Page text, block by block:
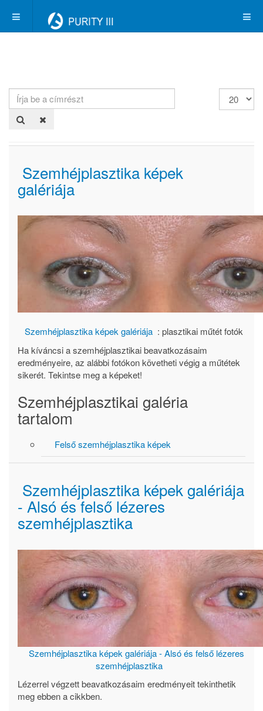
Írja
be
Tételek
#
Szemhéjplasztika képek
galériája
Szemhéjplasztika képek galériája : plasztikai műtét fotók
Ha kíváncsi a szemhéjplasztikai beavatkozásaim
eredményeire, az alábbi fotókon követheti végig a műtétek
sikerét. Tekintse meg a képeket!
Szemhéjplasztikai galéria
tartalom
Felső szemhéjplasztika képek
Szemhéjplasztika képek galériája
- Alsó és felső lézeres
szemhéjplasztika
Szemhéjplasztika képek galériája - Alsó és felső lézeres
szemhéjplasztika
Lézerrel végzett beavatkozásaim eredményeit tekinthetik
meg ebben a cikkben.